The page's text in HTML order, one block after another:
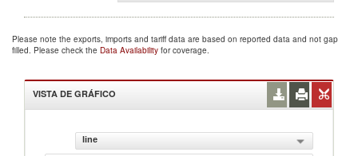
Please note the exports, imports and tariff data are based on reported data and not gap
filled. Please check the Data Availability for coverage.
VISTA DE GRÁFICO
line